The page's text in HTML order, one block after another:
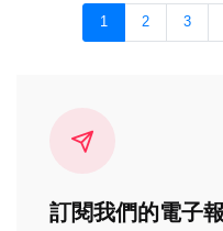
1 2 3
訂閱我們的電子報